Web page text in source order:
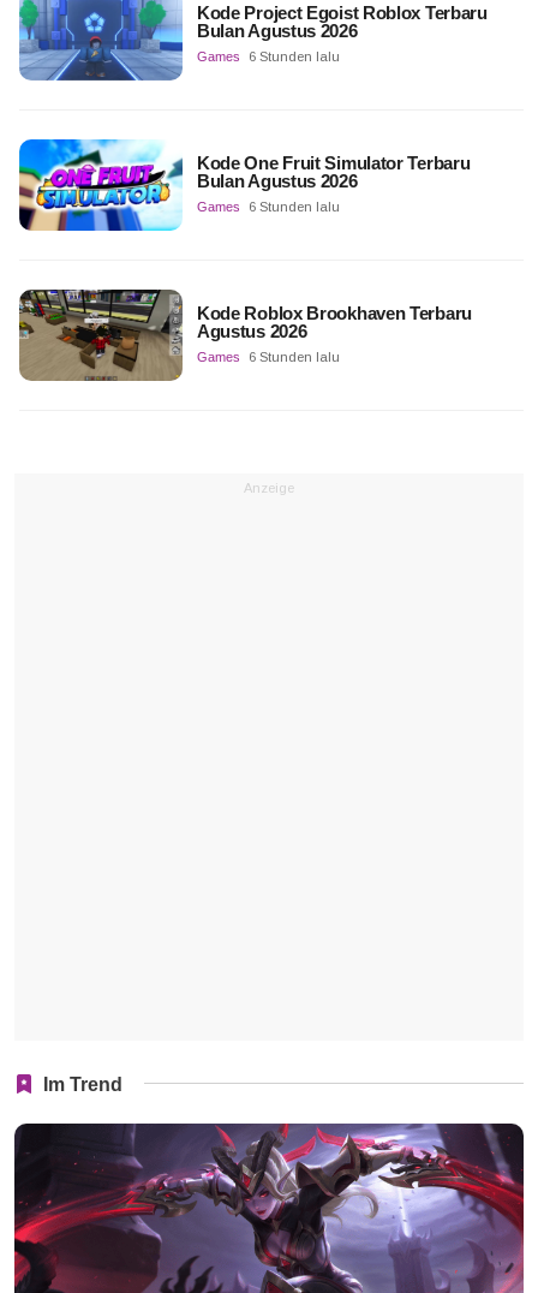
Kode Project Egoist Roblox Terbaru
Bulan Agustus 2026
Games 6 Stunden lalu
Kode One Fruit Simulator Terbaru
Bulan Agustus 2026
Games 6 Stunden lalu
Kode Roblox Brookhaven Terbaru
Agustus 2026
Games 6 Stunden lalu
Anzeige
Im Trend